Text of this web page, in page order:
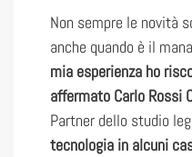
Non sempre le novità
anche quando è il
mia esperienza ho
affermato Carlo Rossi
Partner dello studio
tecnologia in alcuni